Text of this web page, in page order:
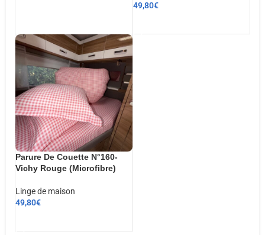
49,80€
Parure De Couette N°160-
Vichy Rouge (Microfibre)
Linge de maison
49,80€